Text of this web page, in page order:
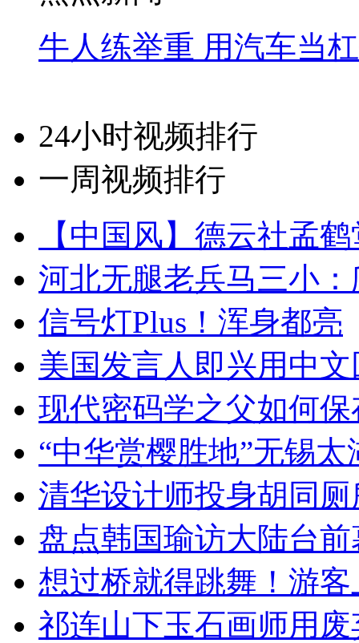
牛人练举重 用汽车当
24小时视频排行
一周视频排行
【中国风】德云社孟
河北无腿老兵马三小
信号灯Plus！浑身都亮
美国发言人即兴用中
现代密码学之父如何
“中华赏樱胜地”无锡
清华设计师投身胡同
盘点韩国瑜访大陆台
想过桥就得跳舞！游客
祁连山下玉石画师用